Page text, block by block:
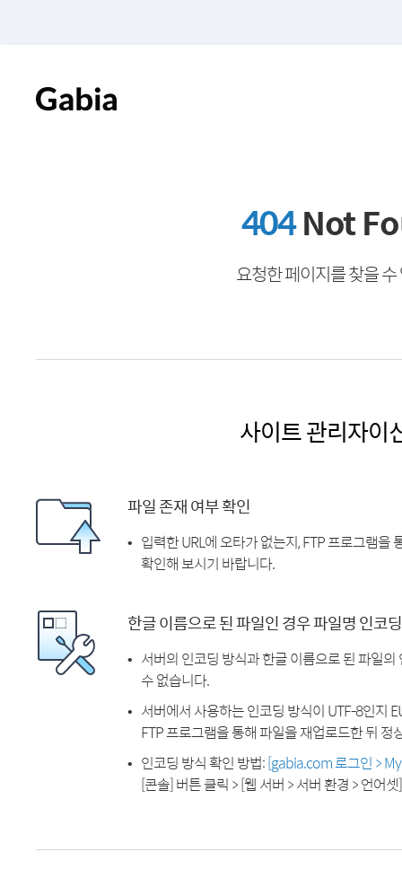
404Not
요청한 페이지를 찾을
사이트 관리자이
파일 존재 여부 확인
입력한 URL에 오타가 없는지, FTP 프로그램
확인해 보시기 바랍니다.
한글 이름으로 된 파일인 경우 파일명 인코
서버의 인코딩 방식과 한글 이름으로 된 파일
수 없습니다.
서버에서 사용하는 인코딩 방식이 UTF-8인지
FTP 프로그램을 통해 파일을 재업로드한 뒤
인코딩 방식 확인 방법:[gabia.com 로그인 >
[콘솔] 버튼 클릭 > [웹 서버 > 서버 환경 > 언어